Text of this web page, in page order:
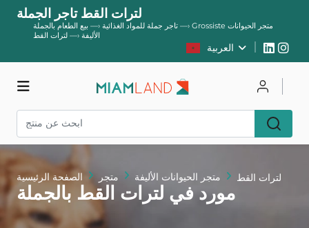
لترات القط تاجر الجملة
تاجر جملة للمواد الغذائية —› بيع الطعام بالجملة —› Grossiste متجر الحيوانات
الأليفة —› لترات القط
العربية
الصفحة الرئيسية متجر متجر الحيوانات الأليفة لترات القط
مورد في لترات القط بالجملة
متجر